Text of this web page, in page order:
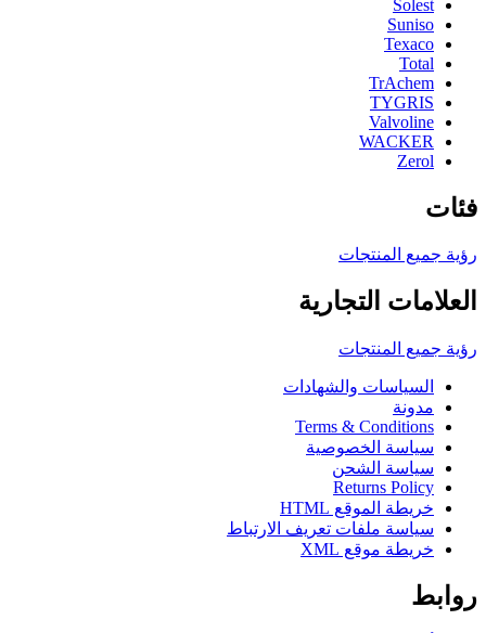
Solest
Suniso
Texaco
Total
TrAchem
TYGRIS
Valvoline
WACKER
Zerol
فئات
رؤية جميع المنتجات
العلامات التجارية
رؤية جميع المنتجات
السياسات والشهادات
مدونة
Terms & Conditions
سياسة الخصوصية
سياسة الشحن
Returns Policy
خريطة الموقع HTML
سياسة ملفات تعريف الارتباط
خريطة موقع XML
روابط